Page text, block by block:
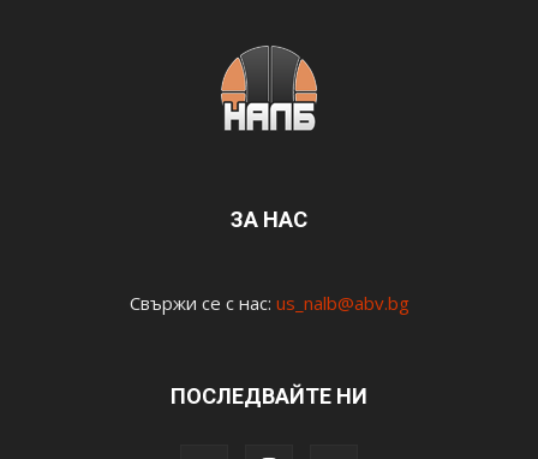
ЗА НАС
Свържи се с нас: us_nalb@abv.bg
ПОСЛЕДВАЙТЕ НИ